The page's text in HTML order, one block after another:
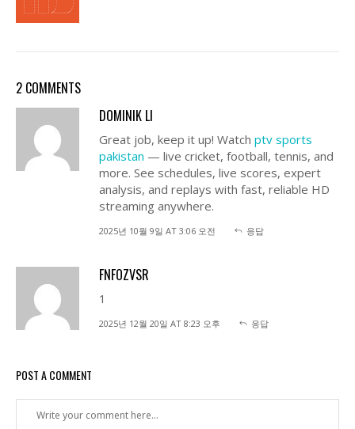
2 COMMENTS
DOMINIK LI
Great job, keep it up! Watch ptv sports
pakistan — live cricket, football, tennis, and
more. See schedules, live scores, expert
analysis, and replays with fast, reliable HD
streaming anywhere.
2025년 10월 9일 AT 3:06 오전 응답
FNFOZVSR
1
2025년 12월 20일 AT 8:23 오후 응답
POST A COMMENT